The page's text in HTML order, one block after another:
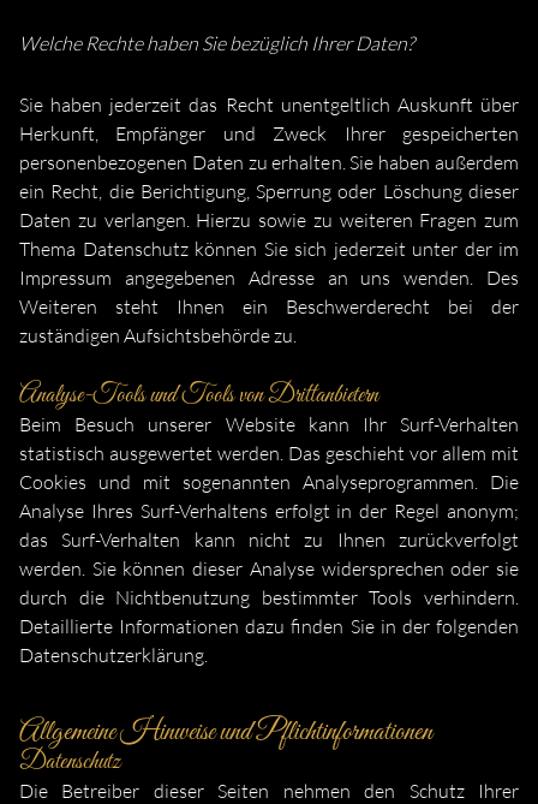
Welche Rechte haben Sie bezüglich Ihrer Daten?
Sie haben jederzeit das Recht unentgeltlich Auskunft über
Herkunft, Empfänger und Zweck Ihrer gespeicherten
personenbezogenen Daten zu erhalten. Sie haben außerdem
ein Recht, die Berichtigung, Sperrung oder Löschung dieser
Daten zu verlangen. Hierzu sowie zu weiteren Fragen zum
Thema Datenschutz können Sie sich jederzeit unter der im
Impressum angegebenen Adresse an uns wenden. Des
Weiteren steht Ihnen ein Beschwerderecht bei der
zuständigen Aufsichtsbehörde zu.
Analyse-Tools und Tools von Drittanbietern
Beim Besuch unserer Website kann Ihr Surf-Verhalten
statistisch ausgewertet werden. Das geschieht vor allem mit
Cookies und mit sogenannten Analyseprogrammen. Die
Analyse Ihres Surf-Verhaltens erfolgt in der Regel anonym;
das Surf-Verhalten kann nicht zu Ihnen zurückverfolgt
werden. Sie können dieser Analyse widersprechen oder sie
durch die Nichtbenutzung bestimmter Tools verhindern.
Detaillierte Informationen dazu finden Sie in der folgenden
Datenschutzerklärung.
Allgemeine Hinweise und Pflichtinformationen
Datenschutz
Die Betreiber dieser Seiten nehmen den Schutz Ihrer